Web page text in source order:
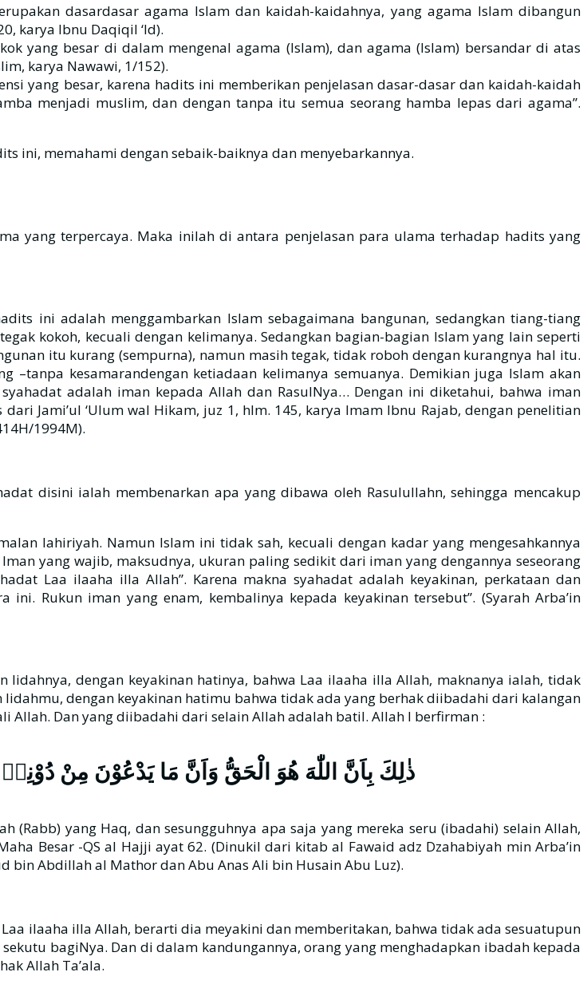
dasardasar agama Islam dan kaidah-kaidahnya, yang agama Islam dibangun
karya Ibnu Daqiqil ‘Id).
yang besar di dalam mengenal agama (Islam), dan agama (Islam) bersandar di atas
karya Nawawi, 1/152).
yang besar, karena hadits ini memberikan penjelasan dasar-dasar dan kaidah-kaidah
menjadi muslim, dan dengan tanpa itu semua seorang hamba lepas dari agama”.
ini, memahami dengan sebaik-baiknya dan menyebarkannya.
yang terpercaya. Maka inilah di antara penjelasan para ulama terhadap hadits yang
ini adalah menggambarkan Islam sebagaimana bangunan, sedangkan tiang-tiang
kokoh, kecuali dengan kelimanya. Sedangkan bagian-bagian Islam yang lain seperti
itu kurang (sempurna), namun masih tegak, tidak roboh dengan kurangnya hal itu.
–tanpa kesamarandengan ketiadaan kelimanya semuanya. Demikian juga Islam akan
adalah iman kepada Allah dan RasulNya… Dengan ini diketahui, bahwa iman
Jami’ul ‘Ulum wal Hikam, juz 1, hlm. 145, karya Imam Ibnu Rajab, dengan penelitian
1994M).
disini ialah membenarkan apa yang dibawa oleh Rasulullahn, sehingga mencakup
lahiriyah. Namun Islam ini tidak sah, kecuali dengan kadar yang mengesahkannya
yang wajib, maksudnya, ukuran paling sedikit dari iman yang dengannya seseorang
Laa ilaaha illa Allah”. Karena makna syahadat adalah keyakinan, perkataan dan
Rukun iman yang enam, kembalinya kepada keyakinan tersebut”. (Syarah Arba’in
lidahnya, dengan keyakinan hatinya, bahwa Laa ilaaha illa Allah, maknanya ialah, tidak
dengan keyakinan hatimu bahwa tidak ada yang berhak diibadahi dari kalangan
Allah. Dan yang diibadahi dari selain Allah adalah batil. Allah l berfirman :
ذٰلِكَ بِاَنَّ اللّٰهَ هُوَ الْحَقُّ وَاَنَّ مَا يَدْعُوْنَ مِنْ دُوْنِهٖ
(Rabb) yang Haq, dan sesungguhnya apa saja yang mereka seru (ibadahi) selain Allah,
Besar -QS al Hajji ayat 62. (Dinukil dari kitab al Fawaid adz Dzahabiyah min Arba’in
Abdillah al Mathor dan Abu Anas Ali bin Husain Abu Luz).
ilaaha illa Allah, berarti dia meyakini dan memberitakan, bahwa tidak ada sesuatupun
bagiNya. Dan di dalam kandungannya, orang yang menghadapkan ibadah kepada
Allah Ta’ala.